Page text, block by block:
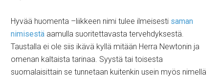
Hyvää huomenta –liikkeen nimi tulee ilmeisesti saman
nimisestä aamulla suoritettavasta tervehdyksestä.
Taustalla ei ole siis ikävä kyllä mitään Herra Newtonin ja
omenan kaltaista tarinaa. Syystä tai toisesta
suomalaisittain se tunnetaan kuitenkin usein myös nimellä